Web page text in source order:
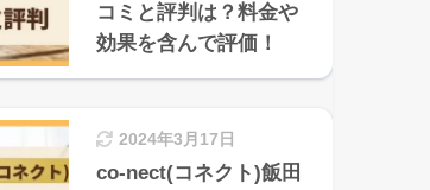
コミと評判は？料金や
効果を含んで評価！
2024年3月17日
co-nect(コネクト)飯田